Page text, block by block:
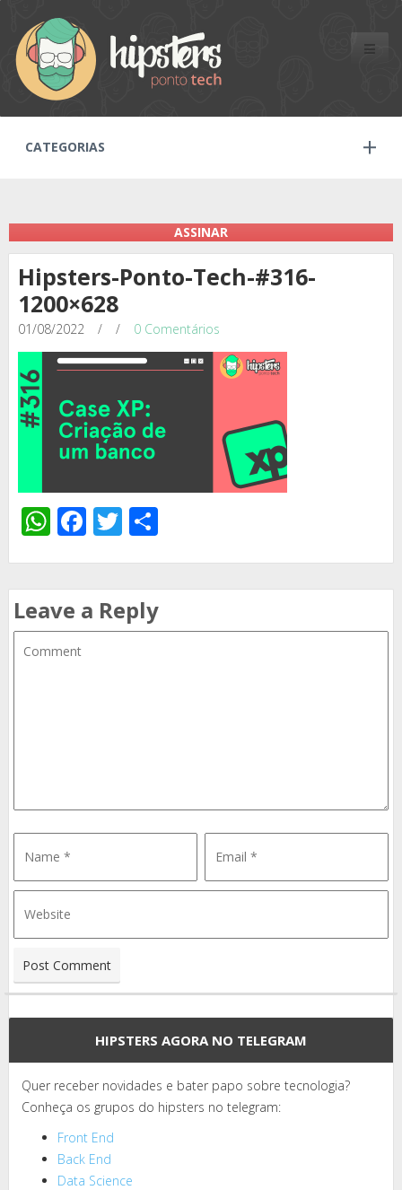
Toggle
CATEGORIAS
ASSINAR
Hipsters-Ponto-Tech-#316-
1200×628
01/08/2022 / / 0 Comentários
WhatsApp
Facebook
Twitter
Leave a Reply
HIPSTERS AGORA NO TELEGRAM
Quer receber novidades e bater papo sobre tecnologia?
Conheça os grupos do hipsters no telegram:
Front End
Back End
Data Science